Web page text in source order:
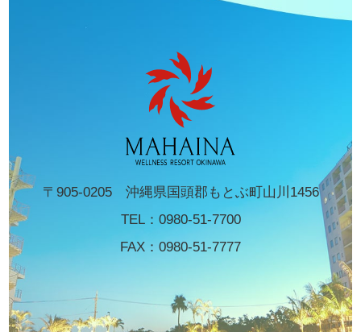
〒905-0205 沖縄県国頭郡もとぶ町山川1456
TEL： 0980-51-7700
FAX：0980-51-7777